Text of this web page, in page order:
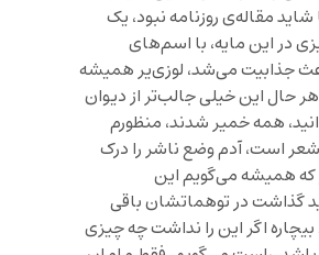
مقاله‌ی روزنامه نبود، یک
در این مایه، با اسم‌های
جذابیت می‌شد، لوزی‌یر همیشه
حال این خیلی جالب‌تر از دیوان
همه خمیر شدند، منظورم
است، آدم وضع ناشر را درک
همیشه می‌گویم این
گذاشت در توهماتشان باقی
بیچاره اگر این را نداشت چه چیزی